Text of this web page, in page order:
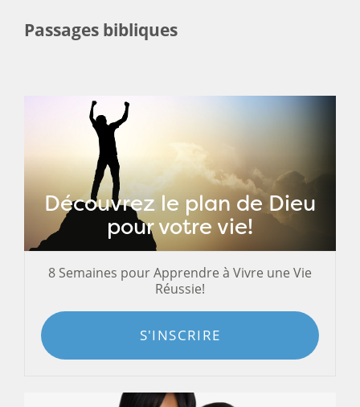
Passages bibliques
Découvrez le plan de Dieu
pour votre vie!
8 Semaines pour Apprendre à Vivre une Vie
Réussie!
S'INSCRIRE